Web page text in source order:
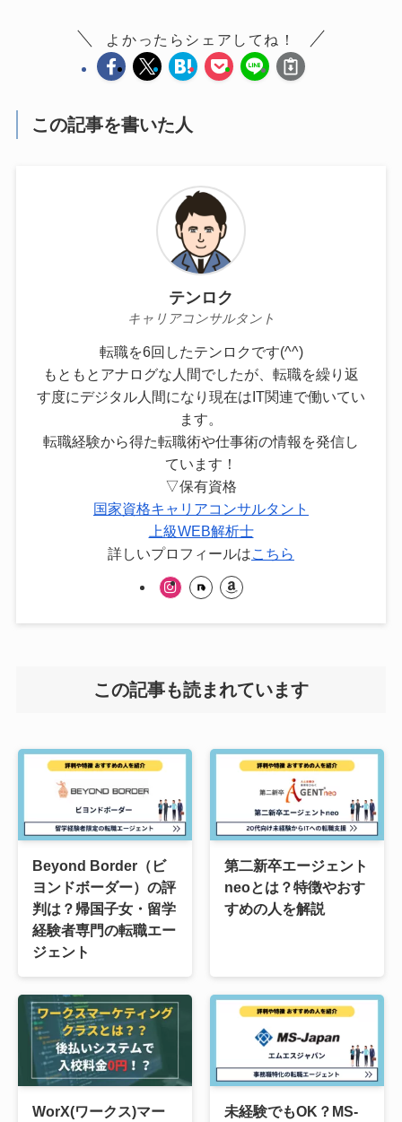
よかったらシェアしてね！
この記事を書いた人
テンロク
キャリアコンサルタント
転職を6回したテンロクです(^^)
もともとアナログな人間でしたが、転職を繰り返
す度にデジタル人間になり現在はIT関連で働いてい
ます。
転職経験から得た転職術や仕事術の情報を発信し
ています！
▽保有資格
国家資格キャリアコンサルタント
上級WEB解析士
詳しいプロフィールはこちら
この記事も読まれています
Beyond Border（ビ
ヨンドボーダー）の評
判は？帰国子女・留学
経験者専門の転職エー
ジェント
第二新卒エージェント
neoとは？特徴やおす
すめの人を解説
WorX(ワークス)マー
未経験でもOK？MS-